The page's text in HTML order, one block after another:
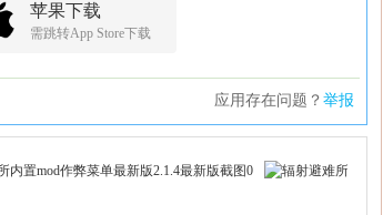
苹果下载
需跳转App Store下载
应用存在问题？ 举报